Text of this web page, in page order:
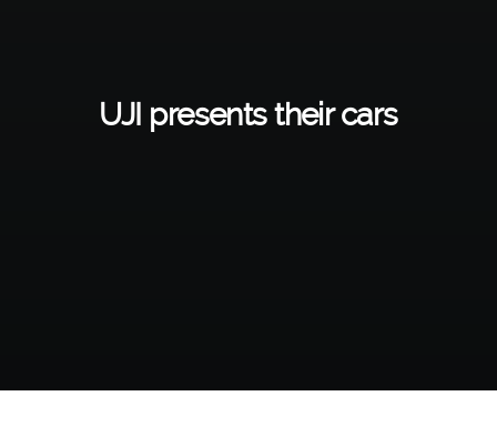
UJI presents their cars